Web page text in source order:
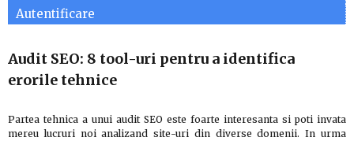
Autentificare
Audit SEO: 8 tool-uri pentru a identifica
erorile tehnice
Partea tehnica a unui audit SEO este foarte interesanta si poti invata
mereu lucruri noi analizand site-uri din diverse domenii. In urma